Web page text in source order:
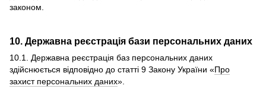
законом.
10. Державна реєстрація бази персональних даних
10.1. Державна реєстрація баз персональних даних
здійснюється відповідно до статті 9 Закону України «Про
захист персональних даних».